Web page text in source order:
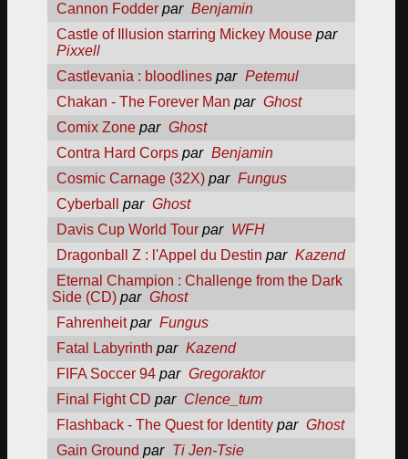
Cannon Fodder par Benjamin
Castle of Illusion starring Mickey Mouse par
Pixxell
Castlevania : bloodlines par Petemul
Chakan - The Forever Man par Ghost
Comix Zone par Ghost
Contra Hard Corps par Benjamin
Cosmic Carnage (32X) par Fungus
Cyberball
par Ghost
Davis Cup World Tour par WFH
Dragonball Z : l'Appel du Destin par Kazend
Eternal Champion : Challenge from the Dark
Side (CD) par Ghost
Fahrenheit par Fungus
Fatal Labyrinth par Kazend
FIFA Soccer 94 par Gregoraktor
Final Fight CD par Clence_tum
Flashback - The Quest for Identity par Ghost
Gain Ground par Ti Jen-Tsie